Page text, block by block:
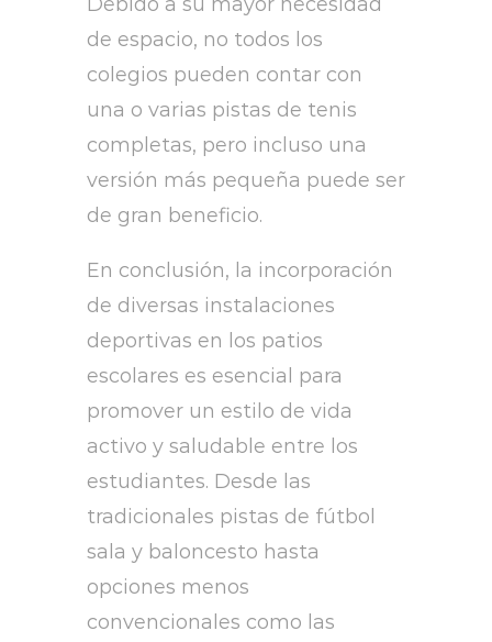
de espacio, no todos los
colegios pueden contar con
una o varias pistas de tenis
completas, pero incluso una
versión más pequeña puede ser
de gran beneficio.
En conclusión, la incorporación
de diversas instalaciones
deportivas en los patios
escolares es esencial para
promover un estilo de vida
activo y saludable entre los
estudiantes. Desde las
tradicionales pistas de fútbol
sala y baloncesto hasta
opciones menos
convencionales como las